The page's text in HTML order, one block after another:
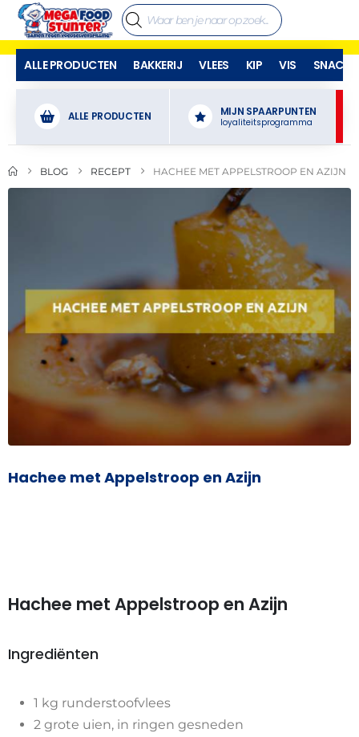
ALLE PRODUCTEN BAKKERIJ VLEES KIP VIS SNACKS
ALLE PRODUCTEN MIJN SPAARPUNTEN
loyaliteitsprogramma
BLOG RECEPT HACHEE MET APPELSTROOP EN AZIJN
Hachee met Appelstroop en Azijn
Hachee met Appelstroop en Azijn
Ingrediënten
1 kg runderstoofvlees
2 grote uien, in ringen gesneden